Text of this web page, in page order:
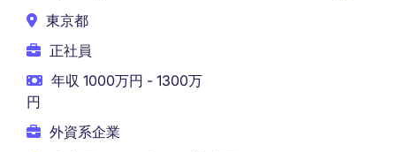
東京都
正社員
年収 1000万円 - 1300万
円
外資系企業